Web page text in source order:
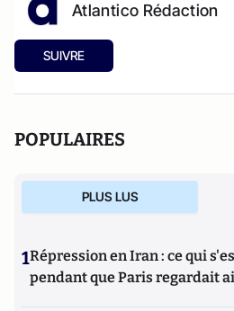
Atlantico Rédaction
SUIVRE
POPULAIRES
PLUS LUS
1Répression en Iran : ce qui
pendant que Paris regardait